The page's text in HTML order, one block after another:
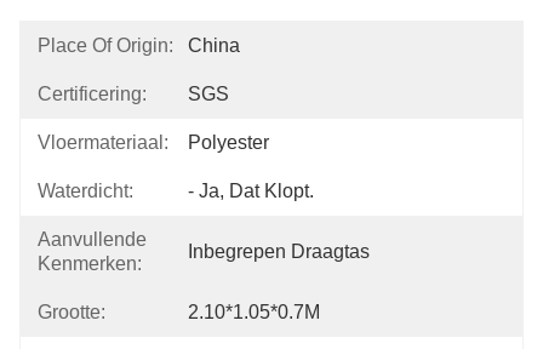
Place Of Origin: China
Certificering: SGS
Vloermateriaal: Polyester
Waterdicht: - Ja, Dat Klopt.
Aanvullende
Kenmerken:
Inbegrepen Draagtas
Grootte: 2.10*1.05*0.7M